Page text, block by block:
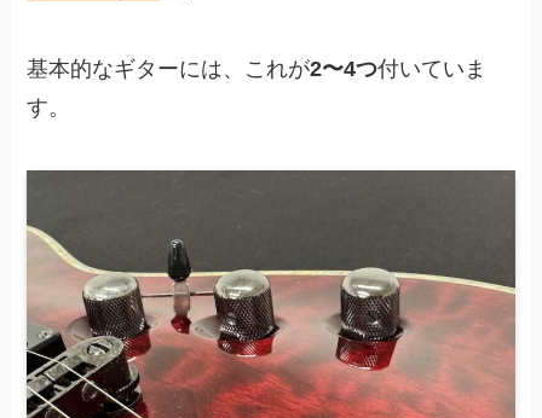
基本的なギターには、これが2〜4つ付いていま
す。